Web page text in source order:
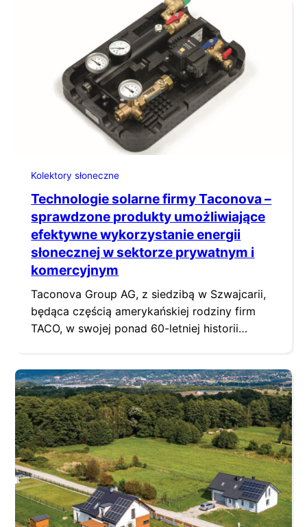
solarna. Na rynku zaobserwować można
znaczące zwiększenie zainteresowania tą
technologią, ze względu na możliwość
łatwego magazynowania energii cieplnej,
wysoką efektywność, niezawodność a także
niezależność instalacji od zmieniających…
Kolektory słoneczne
Technologie solarne firmy Taconova –
sprawdzone produkty umożliwiające
efektywne wykorzystanie energii
słonecznej w sektorze prywatnym i
komercyjnym
Taconova Group AG, z siedzibą w Szwajcarii,
będąca częścią amerykańskiej rodziny firm
TACO, w swojej ponad 60-letniej historii
solarnymi. Pomagają one nie tylko obniżyć
koszty energii, ale również oszczędzać
zasoby naturalne. Największym
zainteresowaniem cieszą się w pełni
wyposażone stacje solarne, zawory
równoważące i pompy obiegowe do instalacji
solarnych…